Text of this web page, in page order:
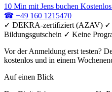
10 Min mit Jens buchen
☎ +49 160 1215470
✓ DEKRA-zertifiziert (AZAV) ✓
Bildungsgutschein ✓ Keine
Vor der Anmeldung erst testen?
kostenlos und in einem
Auf einen Blick